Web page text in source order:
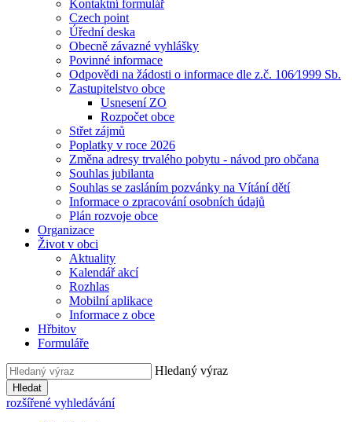
Kontaktní formulář
Czech point
Úřední deska
Obecně závazné vyhlášky
Povinné informace
Odpovědi na žádosti o informace dle z.č. 106⁄1999 Sb.
Zastupitelstvo obce
Usnesení ZO
Rozpočet obce
Střet zájmů
Poplatky v roce 2026
Změna adresy trvalého pobytu - návod pro občana
Souhlas jubilanta
Souhlas se zasláním pozvánky na Vítání dětí
Informace o zpracování osobních údajů
Plán rozvoje obce
Organizace
Život v obci
Aktuality
Kalendář akcí
Rozhlas
Mobilní aplikace
Informace z obce
Hřbitov
Formuláře
Hledaný výraz
Hledat
rozšířené vyhledávání